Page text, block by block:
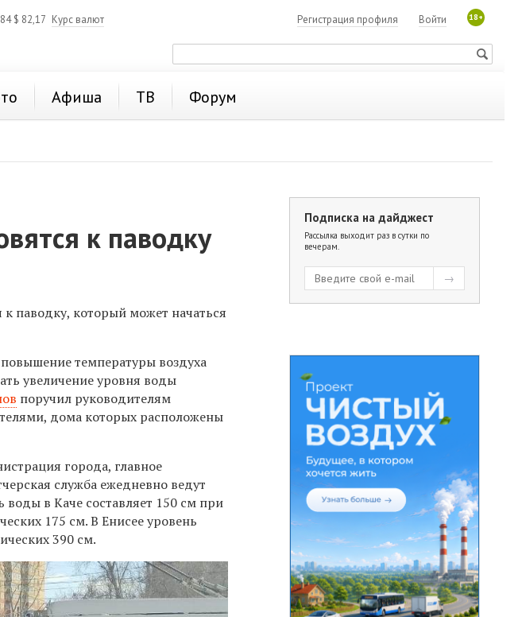
$ 82,17 Курс валют 18+
Войти
Регистрация профиля
Афиша ТВ Форум
к паводку
паводку, который может начаться
температуры воздуха
увеличение уровня воды
поручил руководителям
дома которых расположены
города, главное
служба ежедневно ведут
в Каче составляет 150 см при
175 см. В Енисее уровень
390 см.
Подписка на дайджест
Рассылка выходит раз в сутки по
вечерам.